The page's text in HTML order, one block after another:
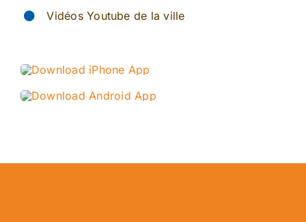
Vidéos Youtube de la ville